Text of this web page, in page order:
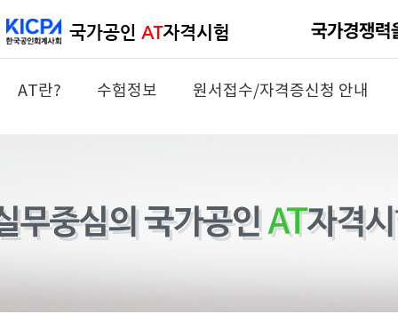
AT란? 수험정보 원서접수/자격증신청 안내